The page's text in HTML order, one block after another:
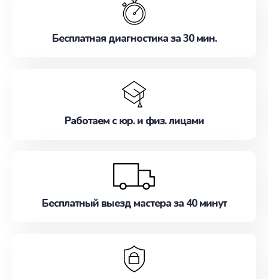
Бесплатная диагностика за 30 мин.
Работаем с юр. и физ. лицами
Бесплатный выезд мастера за 40 минут